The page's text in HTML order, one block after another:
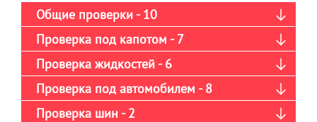
Общие проверки - 10
Проверка под капотом - 7
Проверка жидкостей - 6
Проверка под автомобилем - 8
Проверка шин - 2